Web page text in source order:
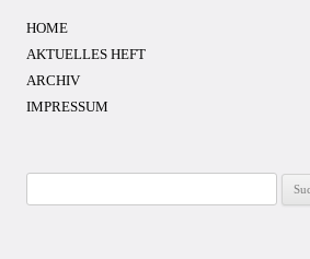
HOME
AKTUELLES HEFT
ARCHIV
IMPRESSUM
nach: